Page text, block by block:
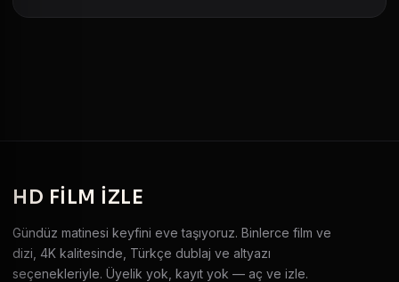
HD FILM IZLE
Gündüz matinesi keyfini eve taşıyoruz. Binlerce film ve
dizi, 4K kalitesinde, Türkçe dublaj ve altyazı
seçenekleriyle. Üyelik yok, kayıt yok — aç ve izle.